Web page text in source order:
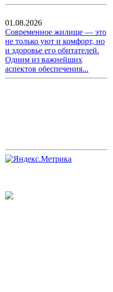
01.08.2026
Современное жилище — это
не только уют и комфорт, но
и здоровье его обитателей.
Одним из важнейших
аспектов обеспечения...